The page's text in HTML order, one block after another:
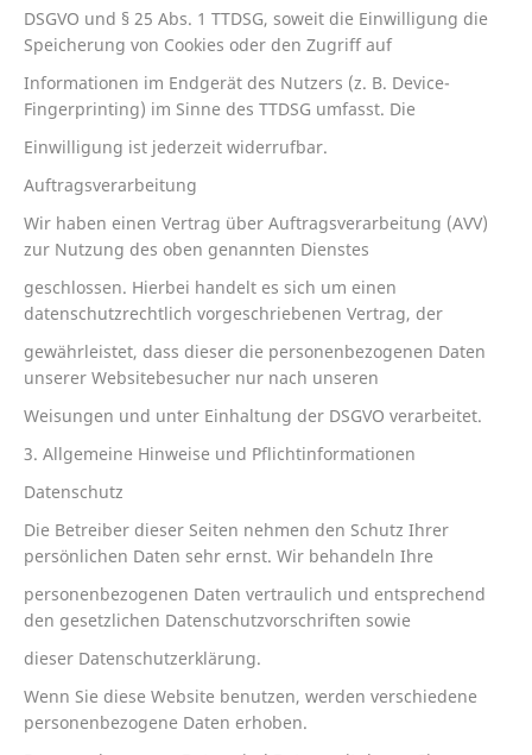
DSGVO und § 25 Abs. 1 TTDSG, soweit die Einwilligung die
Speicherung von Cookies oder den Zugriff auf
Informationen im Endgerät des Nutzers (z. B. Device-
Fingerprinting) im Sinne des TTDSG umfasst. Die
Einwilligung ist jederzeit widerrufbar.
Auftragsverarbeitung
Wir haben einen Vertrag über Auftragsverarbeitung (AVV)
zur Nutzung des oben genannten Dienstes
geschlossen. Hierbei handelt es sich um einen
datenschutzrechtlich vorgeschriebenen Vertrag, der
gewährleistet, dass dieser die personenbezogenen Daten
unserer Websitebesucher nur nach unseren
Weisungen und unter Einhaltung der DSGVO verarbeitet.
3. Allgemeine Hinweise und Pflichtinformationen
Datenschutz
Die Betreiber dieser Seiten nehmen den Schutz Ihrer
persönlichen Daten sehr ernst. Wir behandeln Ihre
personenbezogenen Daten vertraulich und entsprechend
den gesetzlichen Datenschutzvorschriften sowie
dieser Datenschutzerklärung.
Wenn Sie diese Website benutzen, werden verschiedene
personenbezogene Daten erhoben.